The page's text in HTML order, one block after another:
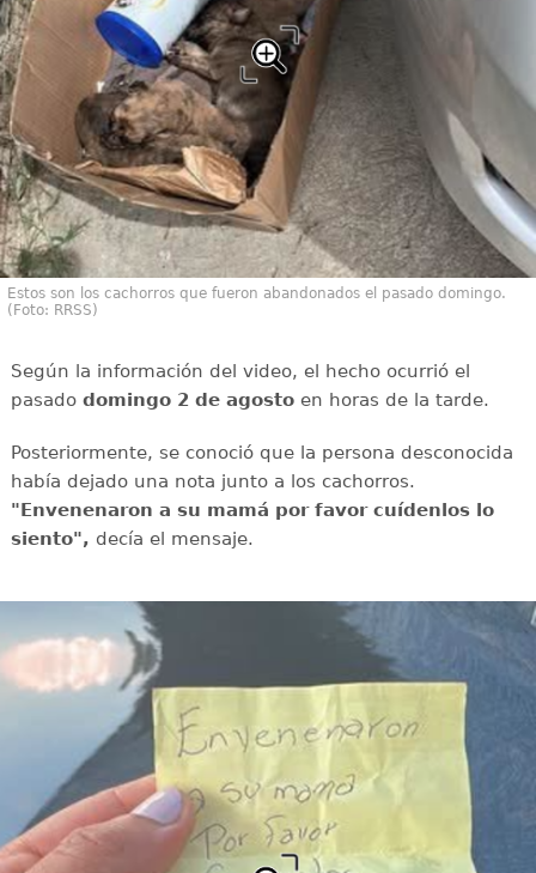
Estos son los cachorros que fueron abandonados el pasado domingo.
(Foto: RRSS)
Según la información del video, el hecho ocurrió el
pasado domingo 2 de agostoen horas de la tarde.
Posteriormente, se conoció que la persona desconocida
había dejado una nota junto a los cachorros.
"Envenenaron a su mamá por favor cuídenlos lo
siento", decía el mensaje.